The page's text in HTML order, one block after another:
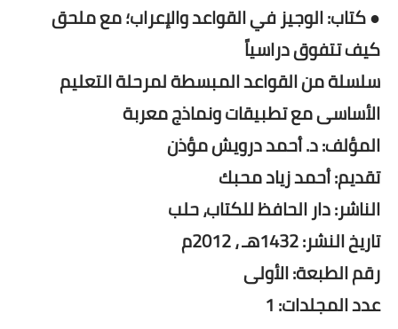
● كتاب: الوجيز في القواعد والإعراب؛ مع ملحق
كيف تتفوق دراسياً
سلسلة من القواعد المبسطة لمرحلة التعليم
الأساسى مع تطبيقات ونماذج معربة
المؤلف: د. أحمد درويش مؤذن
تقديم: أحمد زياد محبك
الناشر: دار الحافظ للكتاب، حلب
تاريخ النشر: 1432هـ ، 2012م
رقم الطبعة: الأولى
عدد المجلدات: 1